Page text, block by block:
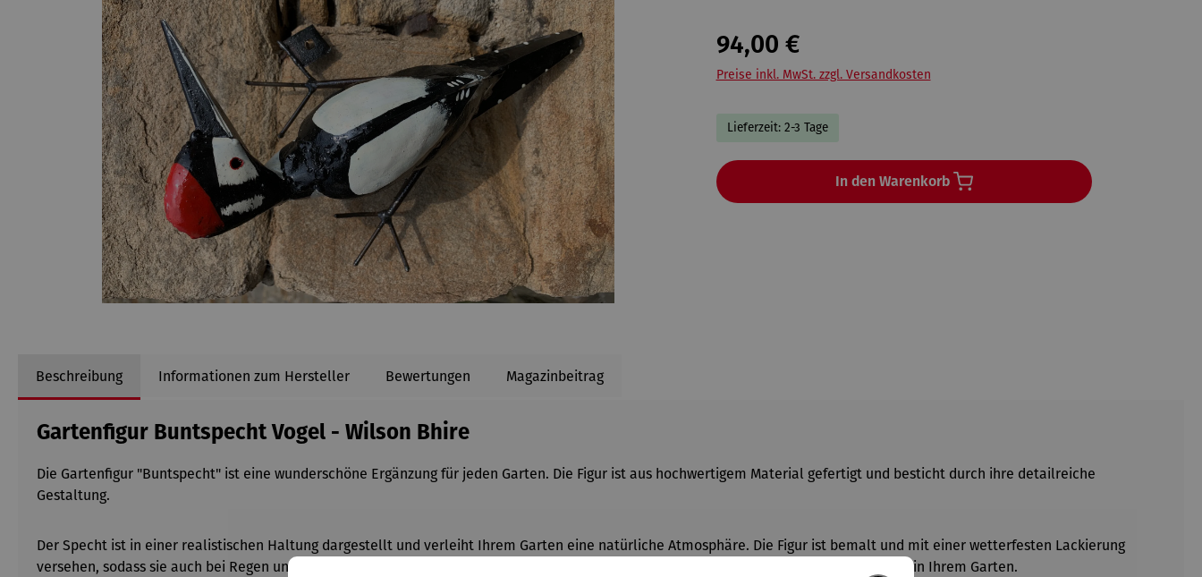
94,00 €
Preise inkl. MwSt. zzgl. Versandkosten
Lieferzeit: 2-3 Tage
In den Warenkorb
Beschreibung Informationen zum Hersteller Bewertungen Magazinbeitrag
Gartenfigur Buntspecht Vogel - Wilson Bhire
Die Gartenfigur "Buntspecht" ist eine wunderschöne Ergänzung für jeden Garten. Die Figur ist aus hochwertigem Material gefertigt und besticht durch ihre detailreiche
Gestaltung.
Der Specht ist in einer realistischen Haltung dargestellt und verleiht Ihrem Garten eine natürliche Atmosphäre. Die Figur ist bemalt und mit einer wetterfesten Lackierung
versehen, sodass sie auch bei Regen und Sonneneinstrahlung ihre Farbenpracht behält. Dadurch ist sie das ganze Jahr über ein Blickfang in Ihrem Garten.